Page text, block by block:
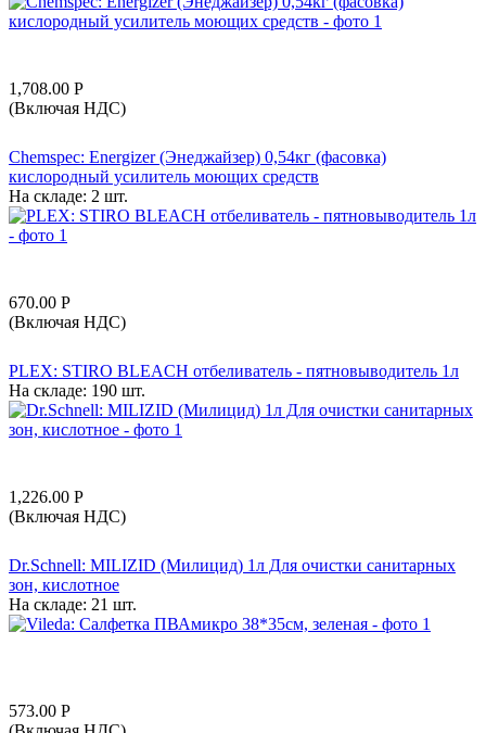
1,708.00 Р
(Включая НДС)
Chemspec: Energizer (Энеджайзер) 0,54кг (фасовка)
кислородный усилитель моющих средств
На складе: 2 шт.
670.00 Р
(Включая НДС)
PLEX: STIRO BLEACH отбеливатель - пятновыводитель 1л
На складе: 190 шт.
1,226.00 Р
(Включая НДС)
Dr.Schnell: MILIZID (Милицид) 1л Для очистки санитарных
зон, кислотное
На складе: 21 шт.
573.00 Р